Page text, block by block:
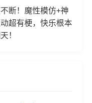
断！魔性模仿+神
超有梗，快乐根本
！